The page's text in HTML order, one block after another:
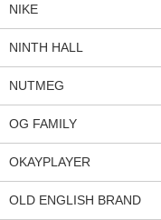
NIKE
NINTH HALL
NUTMEG
OG FAMILY
OKAYPLAYER
OLD ENGLISH BRAND